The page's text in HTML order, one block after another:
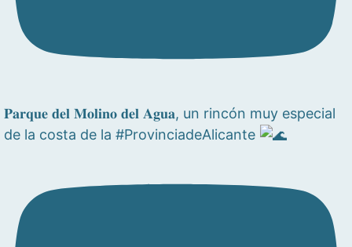
𝐏𝐚𝐫𝐪𝐮𝐞 𝐝𝐞𝐥 𝐌𝐨𝐥𝐢𝐧𝐨 𝐝𝐞𝐥 𝐀𝐠𝐮𝐚, un rincón muy especial
de la costa de la #ProvinciadeAlicante